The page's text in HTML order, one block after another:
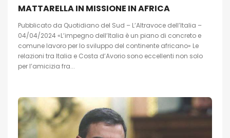
MATTARELLA IN MISSIONE IN AFRICA
Pubblicato da Quotidiano del Sud – L’Altravoce dell’Italia –
04/04/2024 «L’impegno dell’Italia è un piano di concreto e
comune lavoro per lo sviluppo del continente africano» Le
relazioni tra Italia e Costa d’Avorio sono eccellenti non solo
per l’amicizia fra...